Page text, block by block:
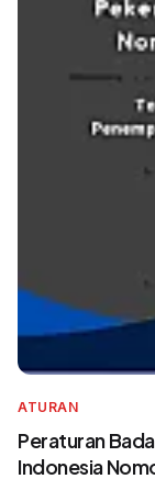
ATURAN
Peraturan
Indonesia